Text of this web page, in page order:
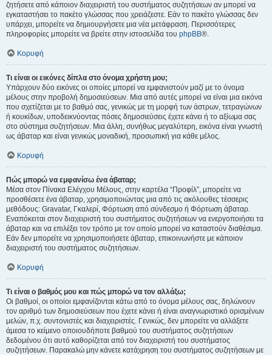
ζητήσετε από κάποιον διαχειριστή του συστήματος συζητήσεων αν μπορεί να
εγκαταστήσει το πακέτο γλώσσας που χρειάζεστε. Εάν το πακέτο γλώσσας δεν
υπάρχει, μπορείτε να δημιουργήσετε μια νέα μετάφραση. Περισσότερες
πληροφορίες μπορείτε να βρείτε στην ιστοσελίδα του phpBB®.
Κορυφή
Τι είναι οι εικόνες δίπλα στο όνομα χρήστη μου;
Υπάρχουν δύο εικόνες οι οποίες μπορεί να εμφανιστούν μαζί με το όνομα
μέλους στην προβολή δημοσιεύσεων. Μια από αυτές μπορεί να είναι μια εικόνα
που σχετίζεται με το βαθμό σας, γενικώς με τη μορφή των άστρων, τετραγώνων
ή κουκίδων, υποδεικνύοντας πόσες δημοσιεύσεις έχετε κάνει ή το αξίωμα σας
στο σύστημα συζητήσεων. Μια άλλη, συνήθως μεγαλύτερη, εικόνα είναι γνωστή
ως άβαταρ και είναι γενικώς μοναδική, προσωπική για κάθε μέλος.
Κορυφή
Πώς μπορώ να εμφανίσω ένα άβαταρ;
Μέσα στον Πίνακα Ελέγχου Μέλους, στην καρτέλα “Προφίλ”, μπορείτε να
προσθέσετε ένα άβαταρ, χρησιμοποιώντας μια από τις ακόλουθες τέσσερις
μεθόδους: Gravatar, Γκαλερί, Φόρτωση από σύνδεσμο ή Φόρτωση άβαταρ.
Εναπόκειται στον διαχειριστή του συστήματος συζητήσεων να ενεργοποιήσει τα
άβαταρ και να επιλέξει τον τρόπο με τον οποίο μπορεί να καταστούν διαθέσιμα.
Εάν δεν μπορείτε να χρησιμοποιήσετε άβαταρ, επικοινωνήστε με κάποιον
διαχειριστή του συστήματος συζητήσεων.
Κορυφή
Τι είναι ο βαθμός μου και πώς μπορώ να τον αλλάξω;
Οι βαθμοί, οι οποίοι εμφανίζονται κάτω από το όνομα μέλους σας, δηλώνουν
τον αριθμό των δημοσιεύσεων που έχετε κάνει ή είναι αναγνωριστικό ορισμένων
μελών, π.χ. συντονιστές και διαχειριστές. Γενικώς, δεν μπορείτε να αλλάξετε
άμεσα το κείμενο οποιουδήποτε βαθμού του συστήματος συζητήσεων
δεδομένου ότι αυτό καθορίζεται από τον διαχειριστή του συστήματος
συζητήσεων. Παρακαλώ μην κάνετε κατάχρηση του συστήματος συζητήσεων με